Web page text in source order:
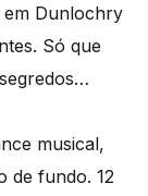
em Dunlochry
Só que
musical,
de fundo. 12